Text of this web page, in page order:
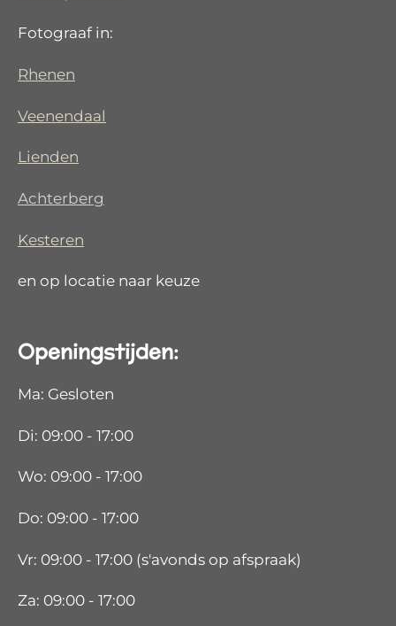
Fotograaf in:
Rhenen
Veenendaal
Lienden
Achterberg
Kesteren
en op locatie naar keuze
Openingstijden:
Ma: Gesloten
Di: 09:00 - 17:00
Wo: 09:00 - 17:00
Do: 09:00 - 17:00
Vr: 09:00 - 17:00 (s'avonds op afspraak)
Za: 09:00 - 17:00